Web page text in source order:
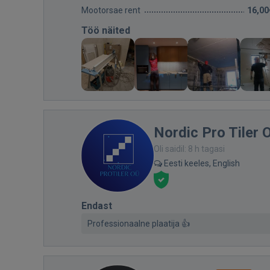
Mootorsae rent
Töö näited
Nordic Pro Tiler
Oli saidil: 8 h tagasi
Eesti keeles, English
Endast
Professionaalne plaatija 👍